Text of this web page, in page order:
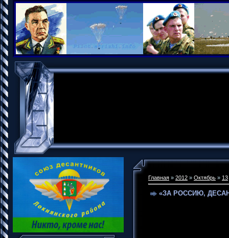
Главная » 2012 » Октябрь » 13
«ЗА РОССИЮ,